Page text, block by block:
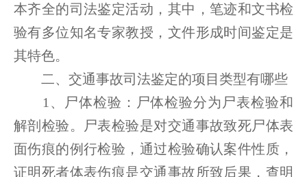
本齐全的司法鉴定活动，其中，笔迹和文书检
验有多位知名专家教授，文件形成时间鉴定是
其特色。
二、交通事故司法鉴定的项目类型有哪些
1、尸体检验：尸体检验分为尸表检验和
解剖检验。尸表检验是对交通事故致死尸体表
面伤痕的例行检验，通过检验确认案件性质，
证明死者体表伤痕是交通事故所致后果，查明